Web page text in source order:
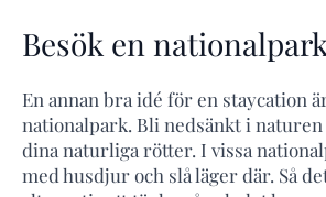
Besök en nationalpark
En annan bra idé för en staycation
nationalpark. Bli nedsänkt i
dina naturliga rötter. I vissa
med husdjur och slå läger där. Så